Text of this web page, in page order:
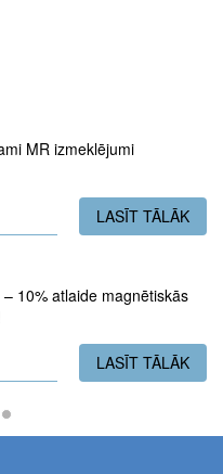
MR izmeklējumi
LASĪT TĀLĀK
10% atlaide magnētiskās
LASĪT TĀLĀK